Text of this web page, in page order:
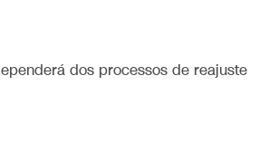
dos processos de reajuste